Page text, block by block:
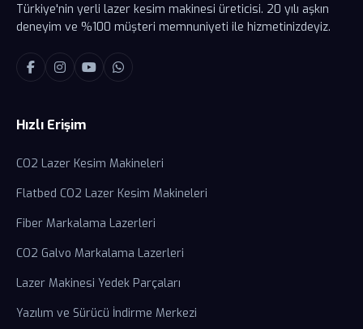
Türkiye'nin yerli lazer kesim makinesi üreticisi. 20 yılı aşkın
deneyim ve %100 müşteri memnuniyeti ile hizmetinizdeyiz.
Hızlı Erişim
CO2 Lazer Kesim Makineleri
Flatbed CO2 Lazer Kesim Makineleri
Fiber Markalama Lazerleri
CO2 Galvo Markalama Lazerleri
Lazer Makinesi Yedek Parçaları
Yazılım ve Sürücü İndirme Merkezi